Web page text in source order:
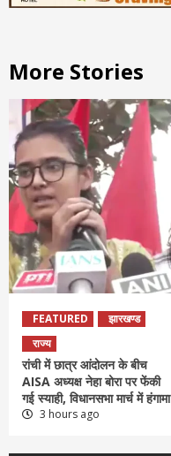
More Stories
FEATURED
झारखण्ड
राज्य
रांची में छात्र आंदोलन के बीच
AISA अध्यक्ष नेहा बोरा पर फेंकी
गई स्याही, विधानसभा मार्च में हंगामा
3 hours ago